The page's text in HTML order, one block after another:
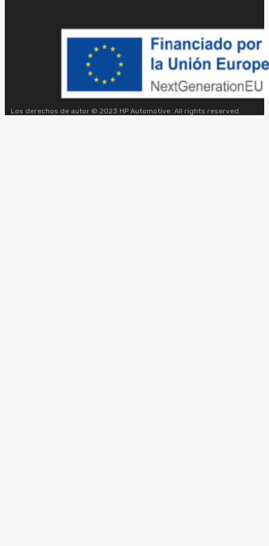
Los derechos de autor © 2023 HP Automotive. All rights reserved.